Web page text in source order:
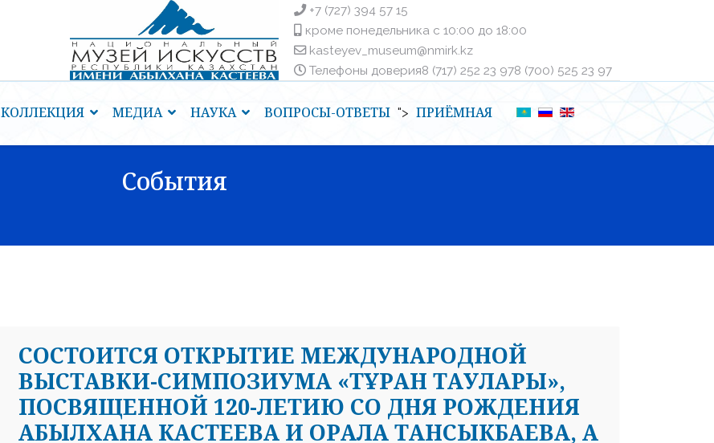
+7 (727) 394 57 15
кроме понедельника с 10:00 до 18:00
kasteyev_museum@nmirk.kz
Телефоны доверияㅤ8 (717) 252 23 97ㅤㅤ8 (700) 525 23 97
КОЛЛЕКЦИЯ МЕДИА НАУКА ВОПРОСЫ-ОТВЕТЫ "> ПРИЁМНАЯ
События
СОСТОИТСЯ ОТКРЫТИЕ МЕЖДУНАРОДНОЙ
ВЫСТАВКИ-СИМПОЗИУМА «ТҰРАН ТАУЛАРЫ»,
ПОСВЯЩЕННОЙ 120-ЛЕТИЮ СО ДНЯ РОЖДЕНИЯ
АБЫЛХАНА КАСТЕЕВА И ОРАЛА ТАНСЫКБАЕВА, А